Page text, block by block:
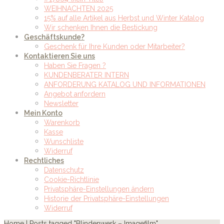
WEIHNACHTEN 2025
15% auf alle Artikel aus Herbst und Winter Katalog
Wir schenken Ihnen die Bestickung
Geschäftskunde?
Geschenk für Ihre Kunden oder Mitarbeiter?
Kontaktieren Sie uns
Haben Sie Fragen ?
KUNDENBERATER INTERN
ANFORDERUNG KATALOG UND INFORMATIONEN
Angebot anfordern
Newsletter
Mein Konto
Warenkorb
Kasse
Wunschliste
Widerruf
Rechtliches
Datenschutz
Cookie-Richtlinie
Privatsphäre-Einstellungen ändern
Historie der Privatsphäre-Einstellungen
Widerruf